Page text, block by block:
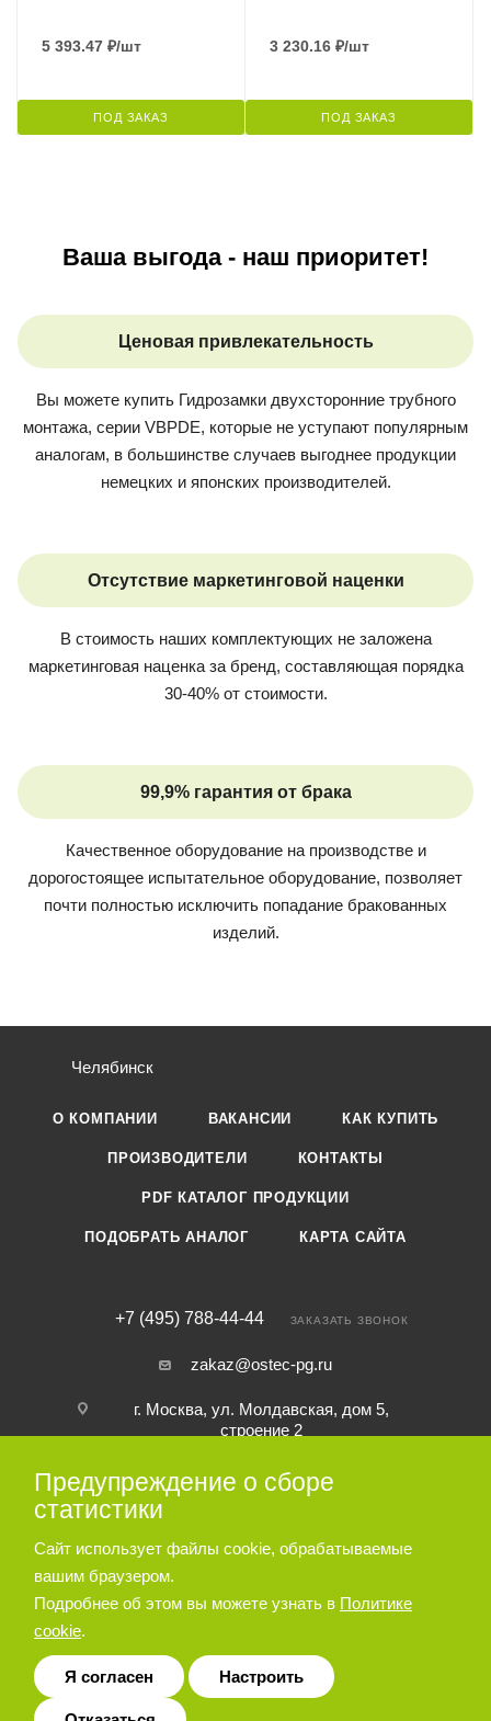
5 393.47 ₽/шт
ПОД ЗАКАЗ
3 230.16 ₽/шт
ПОД ЗАКАЗ
Ваша выгода - наш приоритет!
Ценовая привлекательность
Вы можете купить Гидрозамки двухсторонние трубного
монтажа, серии VBPDE, которые не уступают популярным
аналогам, в большинстве случаев выгоднее продукции
немецких и японских производителей.
Отсутствие маркетинговой наценки
В стоимость наших комплектующих не заложена
маркетинговая наценка за бренд, составляющая порядка
30-40% от стоимости.
99,9% гарантия от брака
Качественное оборудование на производстве и
дорогостоящее испытательное оборудование, позволяет
почти полностью исключить попадание бракованных
изделий.
Челябинск
О КОМПАНИИ ВАКАНСИИ КАК КУПИТЬ
ПРОИЗВОДИТЕЛИ КОНТАКТЫ
PDF КАТАЛОГ ПРОДУКЦИИ
ПОДОБРАТЬ АНАЛОГ КАРТА САЙТА
+7 (495) 788-44-44 ЗАКАЗАТЬ ЗВОНОК
zakaz@ostec-pg.ru
г. Москва, ул. Молдавская, дом 5,
строение 2
ПОДПИСАТЬСЯ НА РАССЫЛКУ
ПОЛИТИКА КОНФИДЕНЦИАЛЬНОСТИ
© 2026 Пневматическое и гидравлическое оборудование ООО
«Остек-АртТул»
Предупреждение о сборе
статистики
Сайт использует файлы cookie, обрабатываемые
вашим браузером.
Подробнее об этом вы можете узнать в Политике
cookie.
Я согласен Настроить